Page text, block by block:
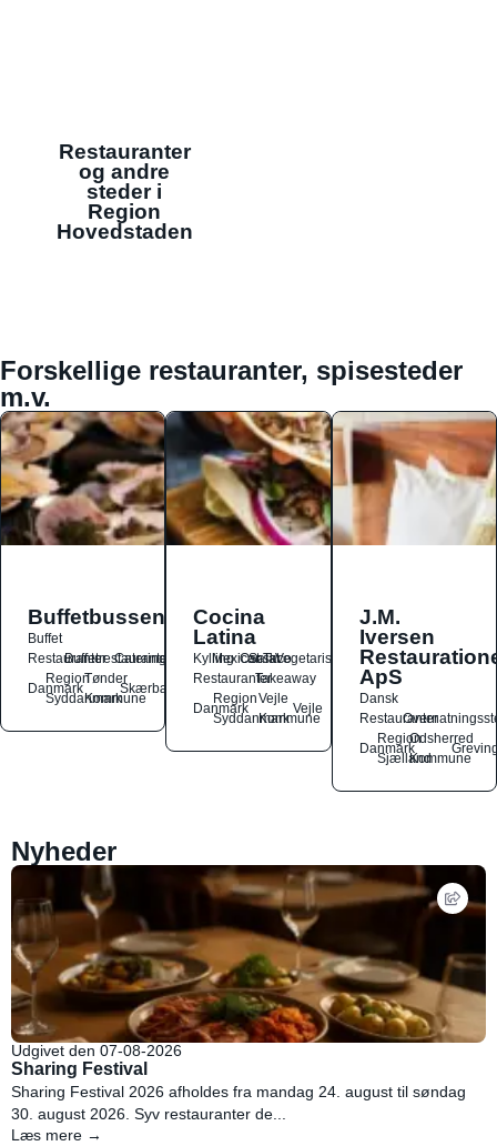
Restauranter
og andre
steder i
Region
Hovedstaden
Forskellige restauranter, spisesteder
m.v.
Buffetbussen
Buffet
Restauranter
Buffetrestauranter
Catering
Danmark
Region
Syddanmark
Tønder
Kommune
Skærbæk
Cocina
Latina
Kylling
Mexicansk
OstSalat
TacoVegetarisk
RestauranterTakeaway
Danmark
Region
Syddanmark
Vejle
Kommune
Vejle
J.M.
Iversen
ApS
Dansk
Restauranter
Danmark
Region
Sjælland
Odsherred
Kommune
Nyheder
Udgivet den 07-08-2026
Sharing Festival
Sharing Festival 2026 afholdes fra mandag 24. august til søndag
30. august 2026. Syv restauranter de...
Læs mere →